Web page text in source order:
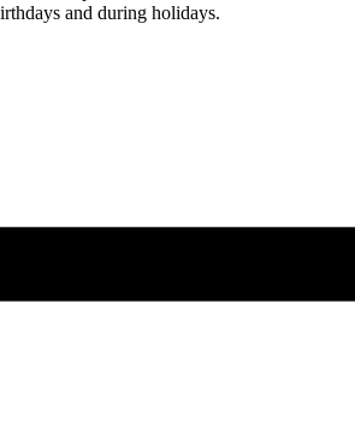
and during holidays.